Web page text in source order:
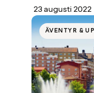
23 augusti 2022
ÄVENTYR &